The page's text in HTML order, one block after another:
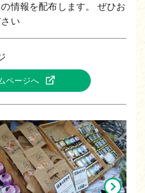
情報を配布します。 ぜひお
い
ページへ